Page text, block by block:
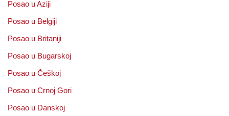
Posao u Aziji
Posao u Belgiji
Posao u Britaniji
Posao u Bugarskoj
Posao u Češkoj
Posao u Crnoj Gori
Posao u Danskoj